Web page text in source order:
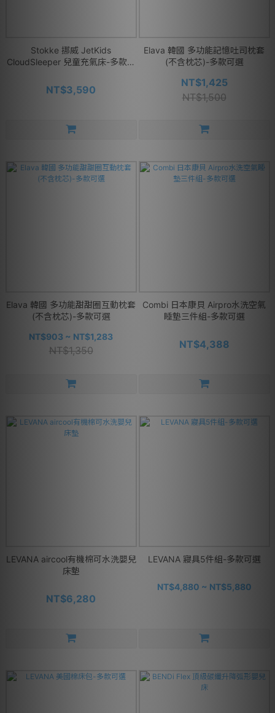
Stokke 挪威 JetKids
CloudSleeper 兒童充氣床-多款可
NT$3,590
Elava 韓國 多功能記憶吐司枕套
(不含枕芯)-多款可選
NT$1,425
NT$1,500
Elava 韓國 多功能甜甜圈互動枕套
(不含枕芯)-多款可選
NT$903 ~ NT$1,283
NT$1,350
Combi 日本康貝 Airpro水洗空氣
睡墊三件組-多款可選
NT$4,388
LEVANA aircool有機棉可水洗嬰兒
床墊
NT$6,280
LEVANA 寢具5件組-多款可選
NT$4,880 ~ NT$5,880